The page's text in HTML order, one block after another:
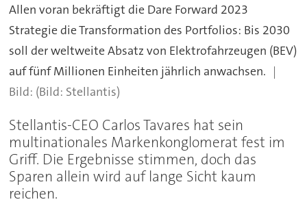
Allen voran bekräftigt die Dare Forward 2023
Strategie die Transformation des Portfolios: Bis 2030
soll der weltweite Absatz von Elektrofahrzeugen (BEV)
auf fünf Millionen Einheiten jährlich anwachsen.
(Bild: Stellantis)
Stellantis-CEO Carlos Tavares hat sein
multinationales Markenkonglomerat fest im
Griff. Die Ergebnisse stimmen, doch das
Sparen allein wird auf lange Sicht kaum
reichen.